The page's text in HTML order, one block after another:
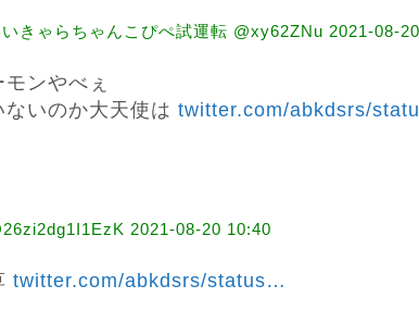
きゃらちゃんこぴぺ試運転 @xy62ZNu 2021-08-
ンやべぇ
ないのか大天使は twitter.com/abkdsrs/
2021-08-20 10:40
twitter.com/abkdsrs/status…